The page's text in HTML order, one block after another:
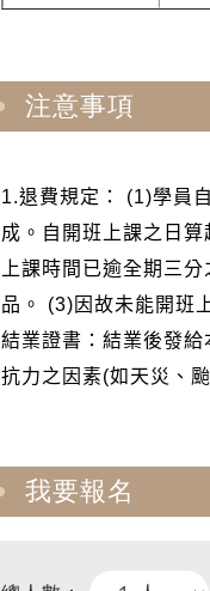
注意事項
1.退費規定： (1)學員
成。自開班上課之日
上課時間已逾全期三
品。 (3)因故未能開班
結業證書：結業後發
抗力之因素(如天災、
我要報名